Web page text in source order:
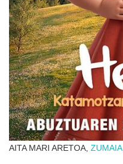
AITA MARI ARETOA, ZUMAIA